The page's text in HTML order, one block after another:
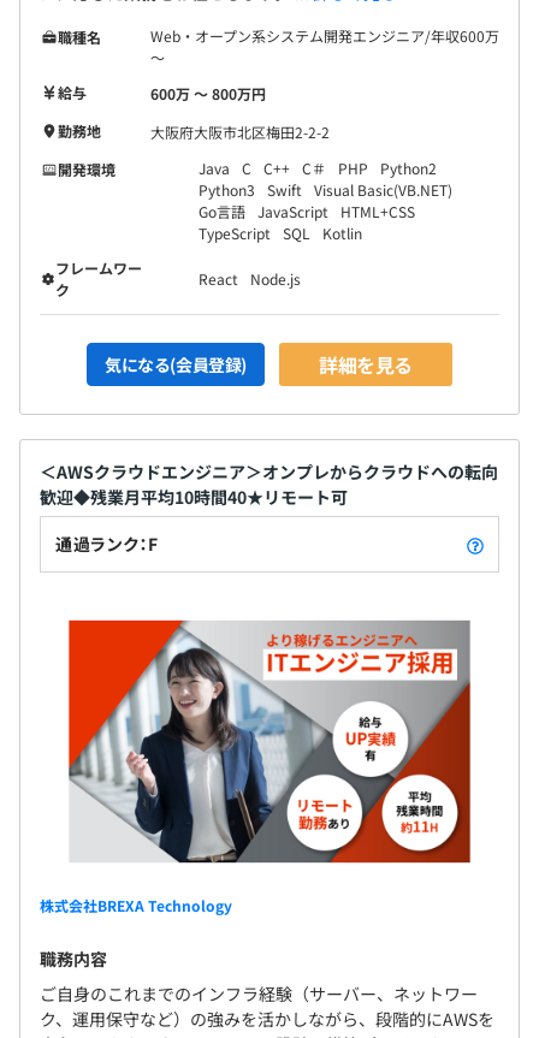
職種名
Web・オープン系システム開発エンジニア/年収600万
～
給与
600万 〜 800万円
勤務地
大阪府大阪市北区梅田2-2-2
開発環境
Java C C++ C＃ PHP
Python2
Python3
Swift
Visual Basic(VB.NET)
Go言語 JavaScript
HTML+CSS
TypeScript
SQL
Kotlin
フレームワー
ク
React Node.js
気になる(会員登録) 詳細を見る
＜AWSクラウドエンジニア＞オンプレからクラウドへの転向
歓迎◆残業月平均10時間40★リモート可
通過ランク：F
株式会社BREXA Technology
職務内容
ご自身のこれまでのインフラ経験（サーバー、ネットワー
ク、運用保守など）の強みを活かしながら、段階的にAWSを